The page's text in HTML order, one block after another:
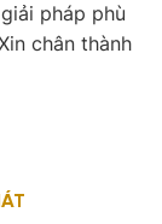
pháp phù
chân thành